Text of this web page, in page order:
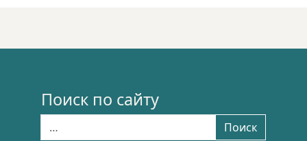
Поиск по сайту
Поиск